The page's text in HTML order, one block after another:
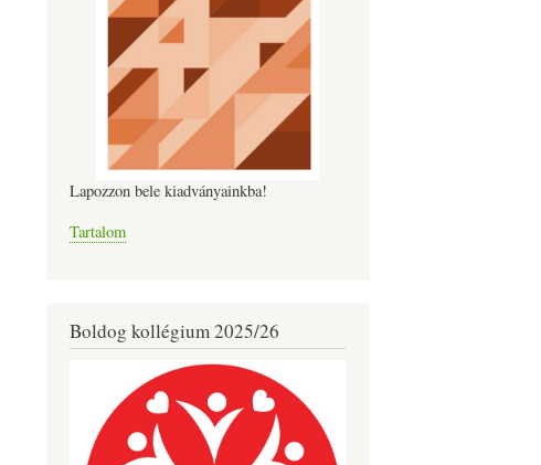
Lapozzon bele kiadványainkba!
Tartalom
Boldog kollégium 2025/26